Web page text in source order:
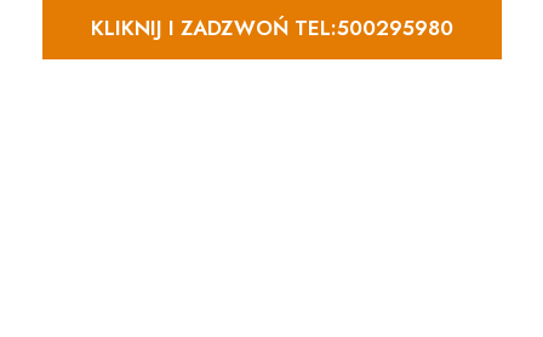
KLIKNIJ I ZADZWOŃ TEL:500295980